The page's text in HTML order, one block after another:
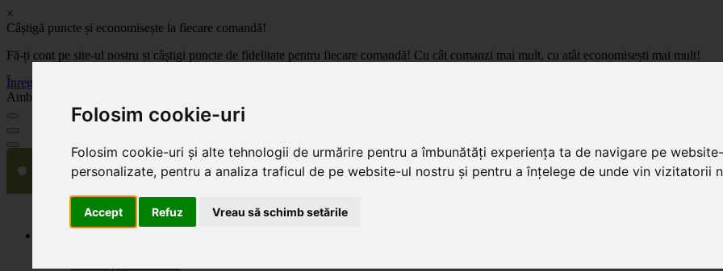
Folosim cookie-uri
Folosim cookie-uri și alte tehnologii de urmărire pentru a îmbunătăți experiența ta de navigare pe
personalizate, pentru a analiza traficul de pe website-ul nostru și pentru a înțelege de unde vin vizitatorii
Accept Refuz Vreau să schimb setările
×
Câștigă puncte și economisește la fiecare comandă!
Fă-ți cont pe site-ul nostru și câștigi puncte de fidelitate pentru fiecare comandă! Cu cât comanzi mai mult, cu atât economisești mai mult!
Înregistrează-te acum
Ambalaje, decoratiuni si accesorii pentru flori. Produse de calitate la pret de importator, cu livrare in toata Romania.